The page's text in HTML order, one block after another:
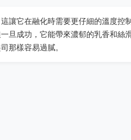
讓它在融化時需要更仔細的溫度控
旦成功，它能帶來濃郁的乳香和絲
那樣容易過膩。